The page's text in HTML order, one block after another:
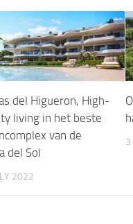
del Higueron, High-
living in het beste
van de
del Sol
2022
3